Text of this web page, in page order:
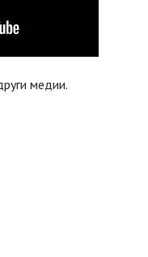
медии.